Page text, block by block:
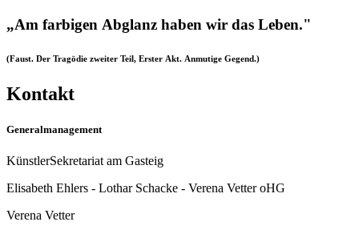
„Am farbigen Abglanz haben wir das Leben."
(Faust. Der Tragödie zweiter Teil, Erster Akt. Anmutige Gegend.)
Kontakt
Generalmanagement
KünstlerSekretariat am Gasteig
Elisabeth Ehlers - Lothar Schacke - Verena Vetter oHG
Verena Vetter